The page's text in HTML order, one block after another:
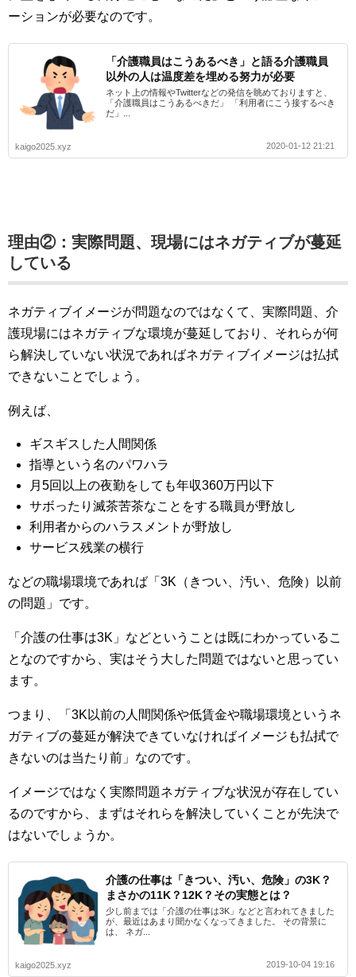
ーションが必要なのです。
「介護職員はこうあるべき」と語る介護職員
以外の人は温度差を埋める努力が必要
ネット上の情報やTwitterなどの発信を眺めておりますと、
「介護職員はこうあるべきだ」 「利用者にこう接するべき
だ」...
kaigo2025.xyz 2020-01-12 21:21
理由②：実際問題、現場にはネガティブが蔓延
している
ネガティブイメージが問題なのではなくて、実際問題、介
護現場にはネガティブな環境が蔓延しており、それらが何
ら解決していない状況であればネガティブイメージは払拭
できないことでしょう。
例えば、
ギスギスした人間関係
指導という名のパワハラ
月5回以上の夜勤をしても年収360万円以下
サボったり滅茶苦茶なことをする職員が野放し
利用者からのハラスメントが野放し
サービス残業の横行
などの職場環境であれば「3K（きつい、汚い、危険）以前
の問題」です。
「介護の仕事は3K」などということは既にわかっているこ
となのですから、実はそう大した問題ではないと思ってい
ます。
つまり、「3K以前の人間関係や低賃金や職場環境というネ
ガティブの蔓延が解決できていなければイメージも払拭で
きないのは当たり前」なのです。
イメージではなく実際問題ネガティブな状況が存在してい
るのですから、まずはそれらを解決していくことが先決で
はないでしょうか。
介護の仕事は「きつい、汚い、危険」の3K？
まさかの11K？12K？その実態とは？
少し前までは「介護の仕事は3K」などと言われてきました
が、最近はあまり聞かなくなってきました。 その背景に
は、 ネガ...
kaigo2025.xyz 2019-10-04 19:16